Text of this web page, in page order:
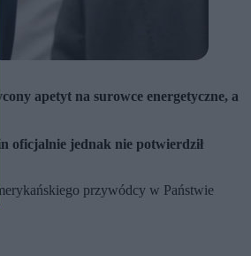
apetyt na surowce energetyczne, a
oficjalnie jednak nie potwierdził
przywódcy w Państwie